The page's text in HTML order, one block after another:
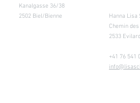
Kanalgasse 36/38
2502 Biel/Bienne
Hanna Lisa
Chemin
2533
+41 76 541